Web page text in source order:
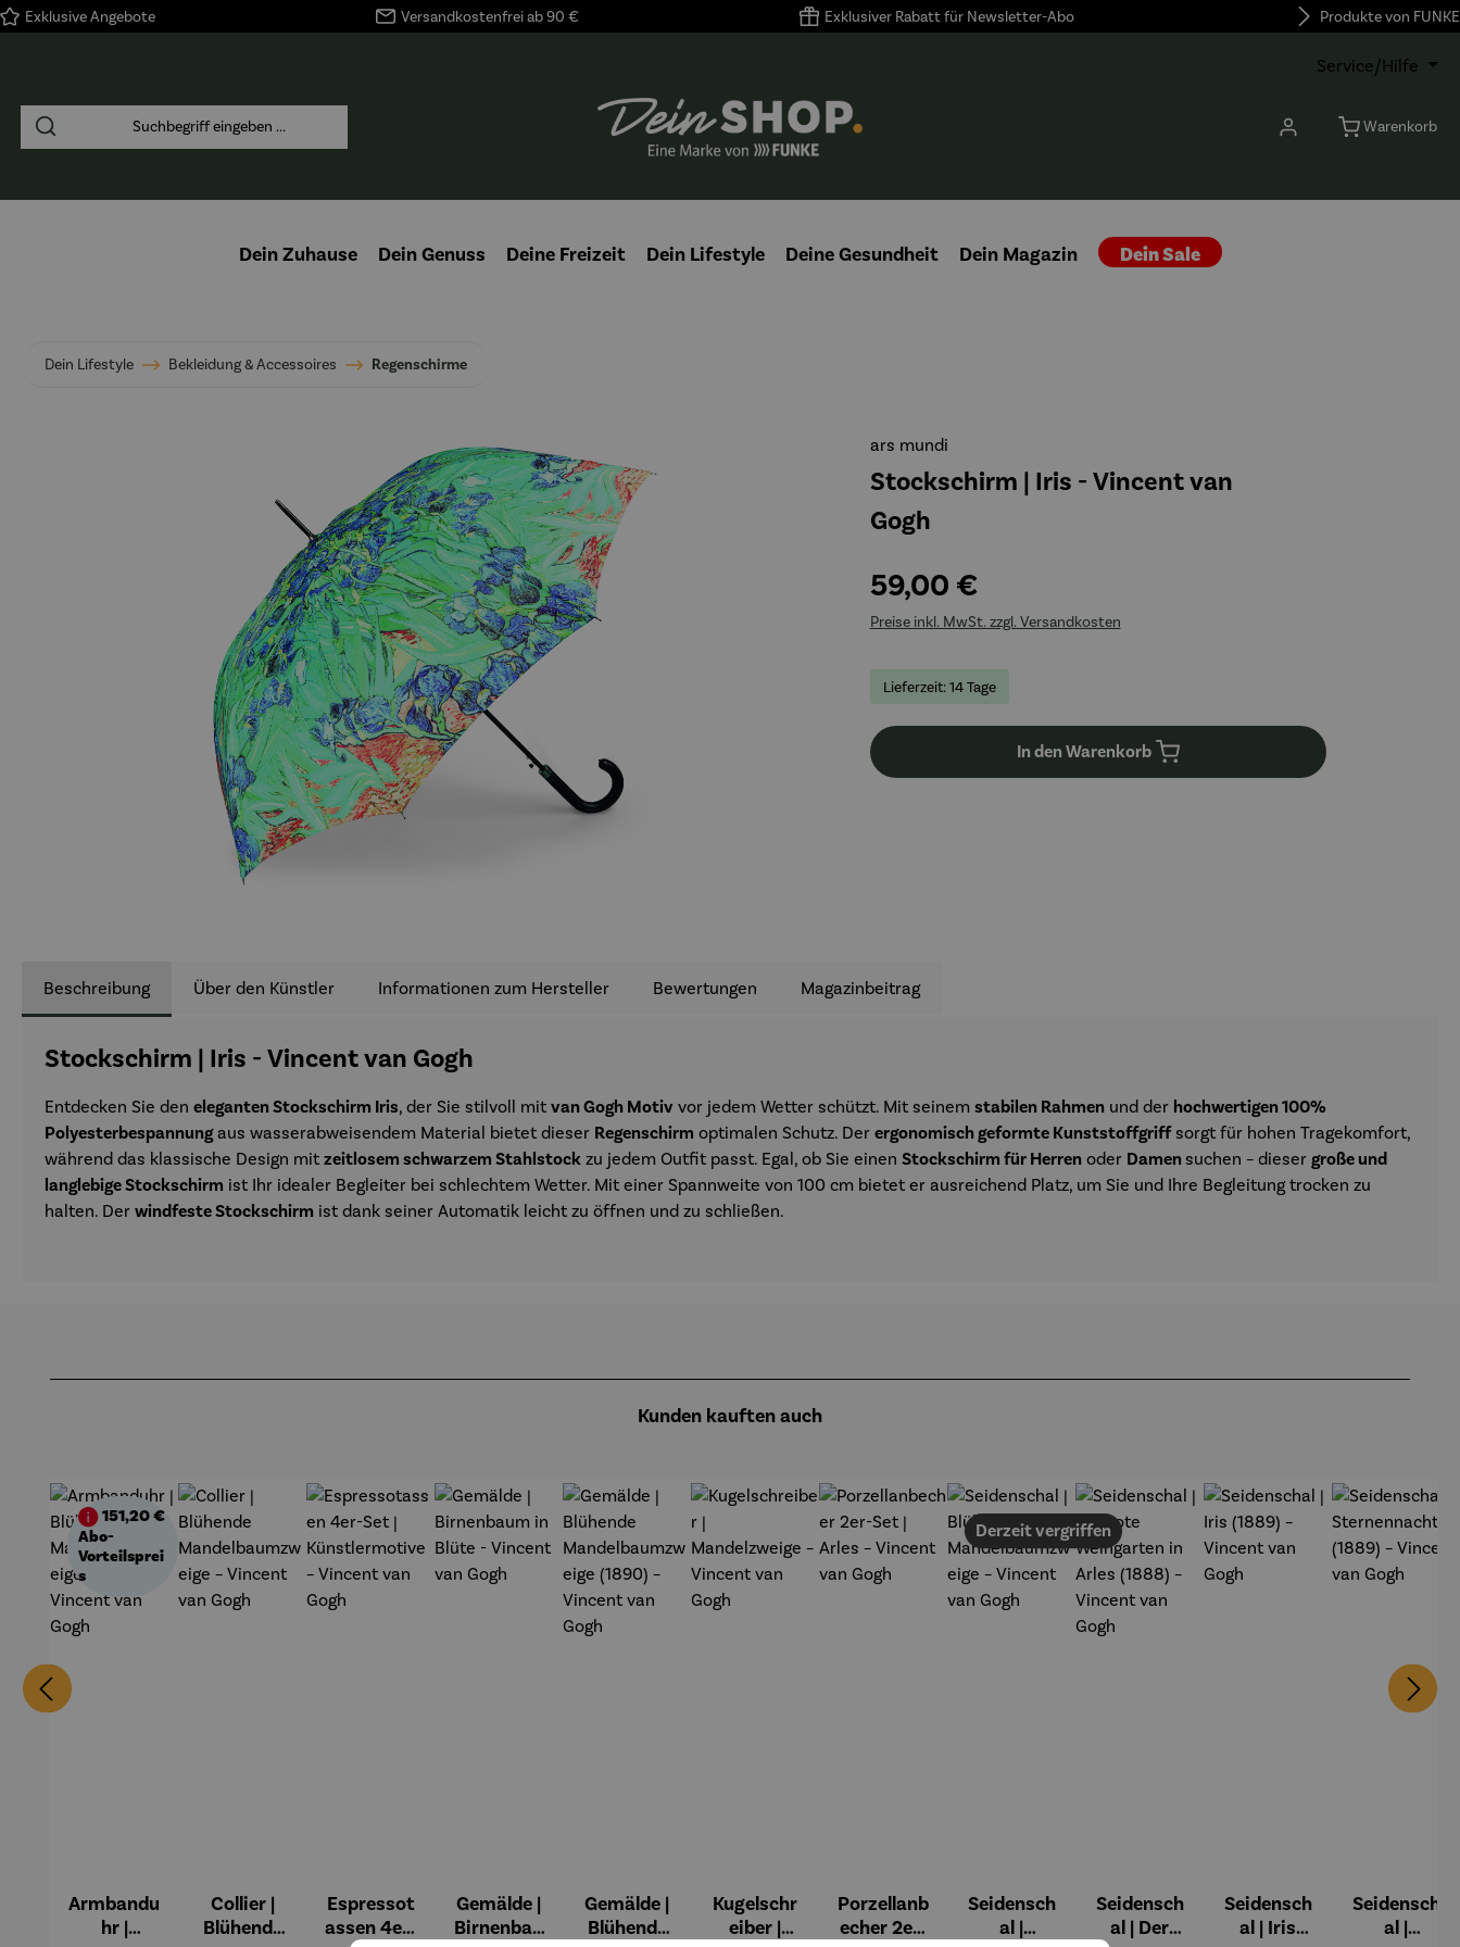
Zur Hauptnavigation springen
Exklusive Angebote Versandkostenfrei ab 90 € Exklusiver Rabatt für Newsletter-Abo Produkte von FUNKE
Service/Hilfe
Warenkorb
Dein Zuhause Dein Genuss Deine Freizeit Dein Lifestyle Deine Gesundheit Dein Magazin Dein Sale
Dein Lifestyle Bekleidung & Accessoires Regenschirme
ars mundi
Stockschirm | Iris - Vincent van
Gogh
59,00 €
Preise inkl. MwSt. zzgl. Versandkosten
Lieferzeit: 14 Tage
In den Warenkorb
Beschreibung Über den Künstler Informationen zum Hersteller Bewertungen Magazinbeitrag
Stockschirm | Iris - Vincent van Gogh
Entdecken Sie den eleganten Stockschirm Iris, der Sie stilvoll mit van Gogh Motiv vor jedem Wetter schützt. Mit seinem stabilen Rahmen und der hochwertigen 100%
Polyesterbespannungaus wasserabweisendem Material bietet dieser Regenschirm optimalen Schutz. Der ergonomisch geformte Kunststoffgriffsorgt für hohen Tragekomfort,
während das klassische Design mit zeitlosem schwarzem Stahlstock zu jedem Outfit passt. Egal, ob Sie einen Stockschirm für Herren oder Damensuchen – dieser große und
langlebige Stockschirm ist Ihr idealer Begleiter bei schlechtem Wetter. Mit einer Spannweite von 100 cm bietet er ausreichend Platz, um Sie und Ihre Begleitung trocken zu
halten. Der windfeste Stockschirm ist dank seiner Automatik leicht zu öffnen und zu schließen.
Kunden kauften auch
151,20 €
Abo-
Vorteilsprei
s
Armbandu
hr |
Collier |
Blühende
Espressot
assen 4er-
Gemälde |
Birnenbau
Gemälde |
Blühende
Kugelschr
eiber |
Porzellanb
echer 2er-
Derzeit vergriffen
Seidensch
al |
Seidensch
al | Der
Seidensch
al | Iris
Seidensch
al |